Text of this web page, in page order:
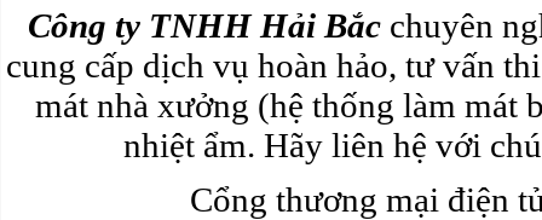
Công ty TNHH Hải Bắcchuyên
cung cấp dịch vụ hoàn hảo, tư vấn
mát nhà xưởng (hệ thống làm mát
nhiệt ẩm. Hãy liên hệ với
Cổng thương mại điện